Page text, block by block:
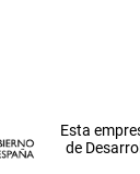
Esta
de